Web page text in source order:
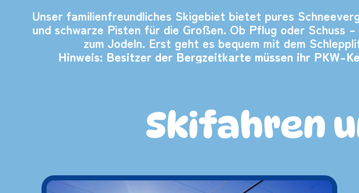
Unser familienfreundliches Skigebiet bietet pures
und schwarze Pisten für die Großen. Ob Pflug oder Schuss
zum Jodeln. Erst geht es bequem mit dem
Hinweis: Besitzer der Bergzeitkarte müssen ihr PKW-
Skifahren